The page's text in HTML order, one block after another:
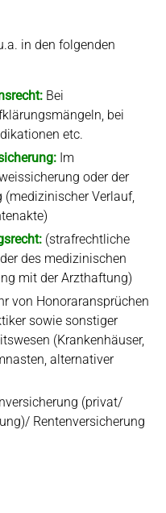
in den folgenden
Bei
bei
etc.
Im
oder der
Verlauf,
(strafrechtliche
des medizinischen
mit der Arzthaftung)
von Honoraransprüchen
sowie sonstiger
(Krankenhäuser,
alternativer
(privat/
Rentenversicherung